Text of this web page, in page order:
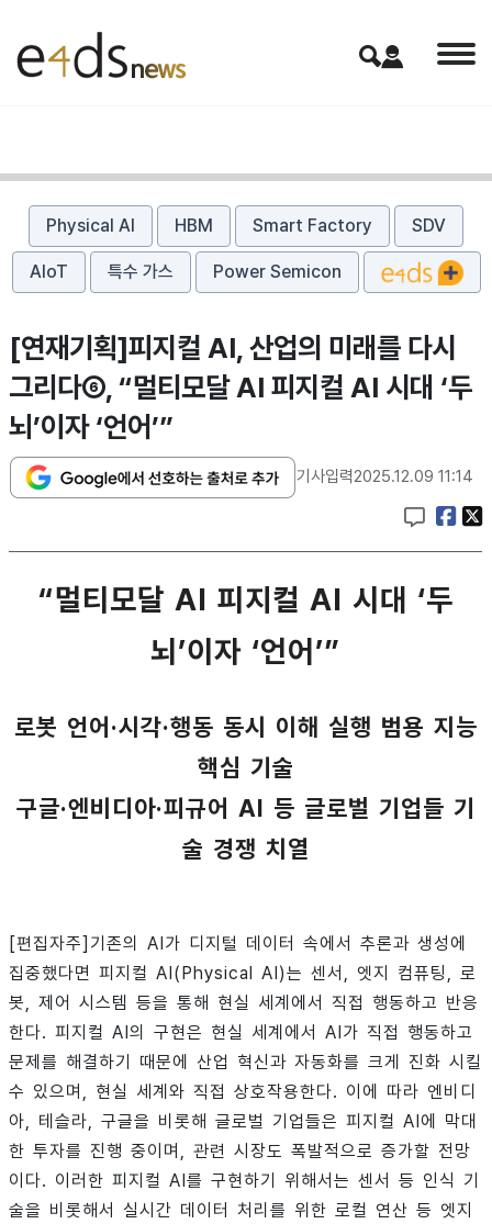
Physical AI HBM Smart Factory SDV
AIoT 특수 가스 Power Semicon
[연재기획]피지컬 AI, 산업의 미래를 다시
그리다⑥, “멀티모달 AI 피지컬 AI 시대 ‘두
뇌’이자 ‘언어’”
기사입력2025.12.09 11:14
“멀티모달 AI 피지컬 AI 시대 ‘두
뇌’이자 ‘언어’”
로봇 언어·시각·행동 동시 이해 실행 범용 지능
핵심 기술
구글·엔비디아·피규어 AI 등 글로벌 기업들 기
술 경쟁 치열
[편집자주]기존의 AI가 디지털 데이터 속에서 추론과 생성에
집중했다면 피지컬 AI(Physical AI)는 센서, 엣지 컴퓨팅, 로
봇, 제어 시스템 등을 통해 현실 세계에서 직접 행동하고 반응
한다. 피지컬 AI의 구현은 현실 세계에서 AI가 직접 행동하고
문제를 해결하기 때문에 산업 혁신과 자동화를 크게 진화 시킬
수 있으며, 현실 세계와 직접 상호작용한다. 이에 따라 엔비디
아, 테슬라, 구글을 비롯해 글로벌 기업들은 피지컬 AI에 막대
한 투자를 진행 중이며, 관련 시장도 폭발적으로 증가할 전망
이다. 이러한 피지컬 AI를 구현하기 위해서는 센서 등 인식 기
술을 비롯해서 실시간 데이터 처리를 위한 로컬 연산 등 엣지